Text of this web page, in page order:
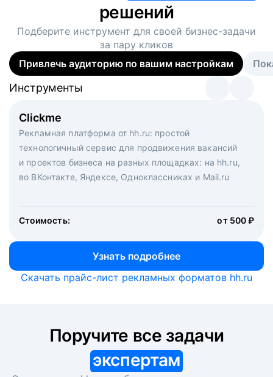
решений
Подберите инструмент для своей бизнес-задачи
за пару кликов
Привлечь аудиторию по вашим настройкам
Clickme
Рекламная платформа от hh.ru: простой
технологичный сервис для продвижения вакансий
и проектов бизнеса на разных площадках: на hh.ru,
во ВКонтакте, Яндексе, Одноклассниках и Mail.ru
Стоимость: от 500 ₽
Узнать подробнее
Инструменты
Вакансия дня
Рекламный формат для вакансий на главной странице
hh.ru. Увеличивает количество откликов
Инструменты
Массовый подбор под ключ. Решите, сколько
кандидатов и когда вам нужно, и за дело возьмутся
маркетологи, рекрутеры и проектные менеджеры
hh.ru с целым набором digital-инструментов
Инструменты
Скачать прайс-лист рекламных форматов hh.ru
экспертам